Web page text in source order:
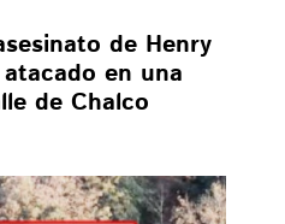
de Henry
en una
de Chalco